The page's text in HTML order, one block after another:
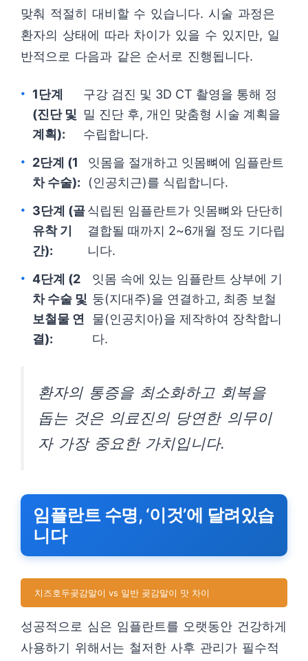
맞춰 적절히 대비할 수 있습니다. 시술 과정은
환자의 상태에 따라 차이가 있을 수 있지만, 일
반적으로 다음과 같은 순서로 진행됩니다.
1단계
(진단 및
계획):
구강 검진 및 3D CT 촬영을 통해 정
밀 진단 후, 개인 맞춤형 시술 계획을
수립합니다.
2단계 (1
차 수술):
잇몸을 절개하고 잇몸뼈에 임플란트
(인공치근)를 식립합니다.
3단계 (골
유착 기
간):
식립된 임플란트가 잇몸뼈와 단단히
결합될 때까지 2~6개월 정도 기다립
니다.
4단계 (2
차 수술 및
보철물 연
결):
잇몸 속에 있는 임플란트 상부에 기
둥(지대주)을 연결하고, 최종 보철
물(인공치아)을 제작하여 장착합니
다.
환자의 통증을 최소화하고 회복을
돕는 것은 의료진의 당연한 의무이
자 가장 중요한 가치입니다.
임플란트 수명, ‘이것’에 달려있습
니다
치즈호두곶감말이 vs 일반 곶감말이 맛 차이
성공적으로 심은 임플란트를 오랫동안 건강하게
사용하기 위해서는 철저한 사후 관리가 필수적